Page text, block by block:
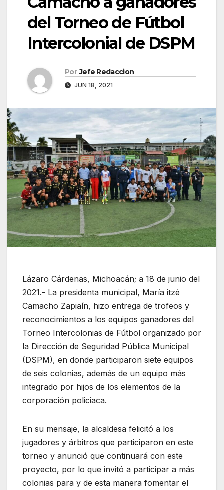
del Torneo de Fútbol
Intercolonial de DSPM
Por Jefe Redaccion
JUN 18, 2021
Lázaro Cárdenas, Michoacán; a 18 de junio del
2021.- La presidenta municipal, María itzé
Camacho Zapiaín, hizo entrega de trofeos y
reconocimientos a los equipos ganadores del
Torneo Intercolonias de Fútbol organizado por
la Dirección de Seguridad Pública Municipal
(DSPM), en donde participaron siete equipos
de seis colonias, además de un equipo más
integrado por hijos de los elementos de la
corporación policiaca.
En su mensaje, la alcaldesa felicitó a los
jugadores y árbitros que participaron en este
torneo y anunció que continuará con este
proyecto, por lo que invitó a participar a más
colonias para y de esta manera fomentar el